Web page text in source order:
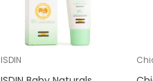
ISDIN